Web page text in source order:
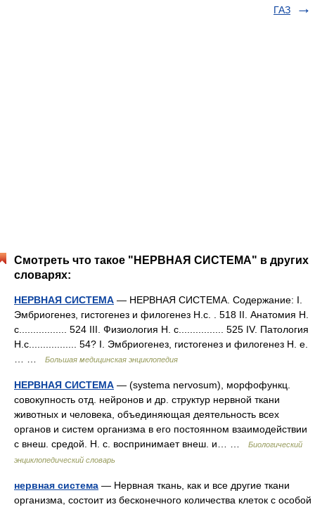
ГАЗ
Смотреть что такое "НЕРВНАЯ СИСТЕМА" в других
словарях:
НЕРВНАЯ СИСТЕМА — НЕРВНАЯ СИСТЕМА. Содержание: I.
Эмбриогенез, гистогенез и филогенез Н.с. . 518 II. Анатомия Н.
с................. 524 III. Физиология Н. с................ 525 IV. Патология
Н.с................. 54? I. Эмбриогенез, гистогенез и филогенез Н. е.
… …
Большая медицинская энциклопедия
НЕРВНАЯ СИСТЕМА — (systema nervosum), морфофункц.
совокупность отд. нейронов и др. структур нервной ткани
животных и человека, объединяющая деятельность всех
органов и систем организма в его постоянном взаимодействии
с внеш. средой. Н. с. воспринимает внеш. и… …
Биологический
энциклопедический словарь
нервная система — Нервная ткань, как и все другие ткани
организма, состоит из бесконечного количества клеток с особой